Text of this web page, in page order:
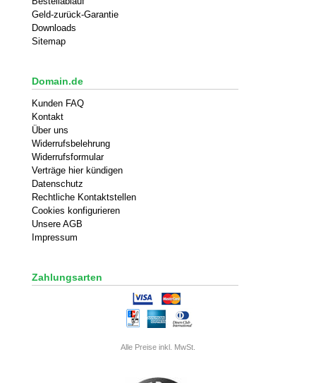
Geld-zurück-Garantie
Downloads
Sitemap
Domain.de
Kunden FAQ
Kontakt
Über uns
Widerrufsbelehrung
Widerrufsformular
Verträge hier kündigen
Datenschutz
Rechtliche Kontaktstellen
Cookies konfigurieren
Unsere AGB
Impressum
Zahlungsarten
Alle Preise inkl. MwSt.